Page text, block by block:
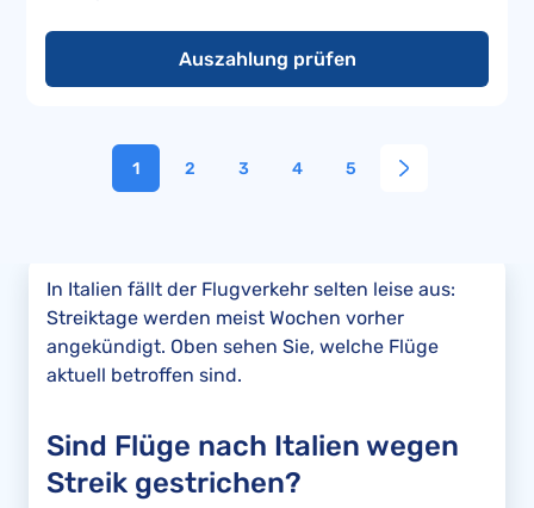
Auszahlung prüfen
1 2 3 4 5
In Italien fällt der Flugverkehr selten leise aus:
Streiktage werden meist Wochen vorher
angekündigt. Oben sehen Sie, welche Flüge
aktuell betroffen sind.
Sind Flüge nach Italien wegen
Streik gestrichen?